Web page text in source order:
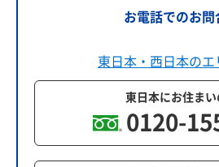
お電話でのお問
東日本・西日本の
東日本にお住ま
0120-